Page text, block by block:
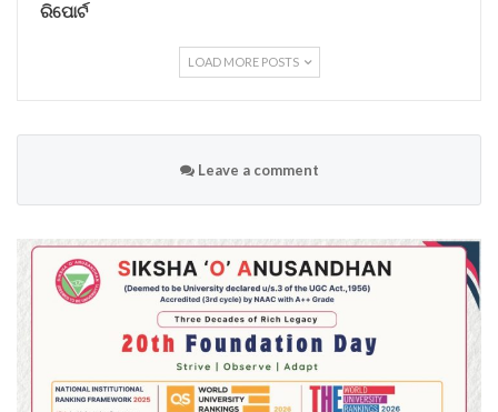
ରିପୋର୍ଟ
LOAD MORE POSTS
Leave a comment